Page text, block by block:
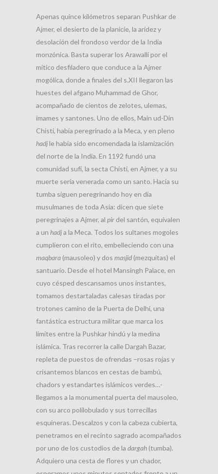
Apenas quince kilómetros separan Pushkar de
Ajmer, el desierto de la planicie, la aridez y
desolación del frondoso verdor de la India
monzónica. Basta superar los Arawalli por el
mítico desfiladero que conduce a la Ajmer
mogólica, donde a finales del s.XII llegaron las
huestes del afgano Muhammad de Ghor,
acompañado de cientos de zelotes, ulemas,
imames y santones. Uno de ellos, Main ud-Din
Chisti, había peregrinado a la Meca, y en pleno
hadjle había sido encomendada la islamización
del norte de la India. En 1192 fundó una
comunidad sufí, la secta Chisti, en Ajmer, y a su
muerte sería venerada como un santo. Hacia su
tumba siguen peregrinando hoy en día
musulmanes de toda Asia: dicen que siete
peregrinajes a Ajmer, al pir del santón, equivalen
a un hadja la Meca. Todos los sultanes mogoles
cumplieron con el rito, embelleciendo con una
maqbara (mausoleo) y dos masjid (mezquitas) el
santuario. Desde el hotel Mansingh Palace, en
cuyo césped descansamos unos instantes,
tomamos destartaladas calesas tiradas por
trotones camino de la Puerta de Delhi, una
fantástica estructura militar que marca los
límites entre la Pushkar hindú y la medina
islámica. Tras recorrer la calle Dargah Bazar,
repleta de puestos de ofrendas –rosas rojas y
crisantemos blancos en cestas de bambú,
chadors y estandartes islámicos verdes…-
llegamos a la monumental puerta del mausoleo,
con su arco polilobulado y sus torrecillas
esquineras. Descalzos y con la cabeza cubierta,
penetramos en el recinto sagrado acompañados
por uno de los custodios de la dargah (tumba).
Adquiero una cesta de flores y un chador,